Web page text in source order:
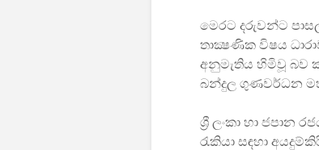
මෙරට දරුවන්ට
තාක්‍ෂණික විෂය
අනුමැතිය හිමිවූ බව
බන්දුල ගුණවර්ධන
ශ්‍රී ලංකා හා ජපාන
රැකියා සඳහා